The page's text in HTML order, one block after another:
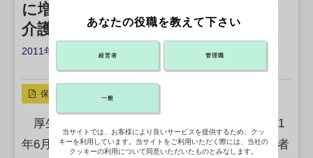
に増加
介護給付費実態調査・6月審査分
2011年08月24日 18:56
保存
厚生労働省の「介護給付費実態調査月報（2011
年6月審査分）」によると、介護サービスの受給者
あなたの役職を教えて下さい
経営者 管理職
一般
当サイトでは、お客様により良いサービスを提供するため、クッ
キーを利用しています。当サイトをご利用いただく際には、当社の
クッキーの利用について同意いただいたものとみなします。